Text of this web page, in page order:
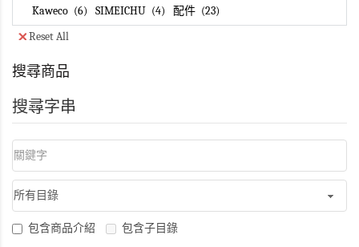
Kaweco 6 SIMEICHU 4 配件
23
Reset All
搜尋商品
搜尋字串
包含商品介紹 包含子目錄